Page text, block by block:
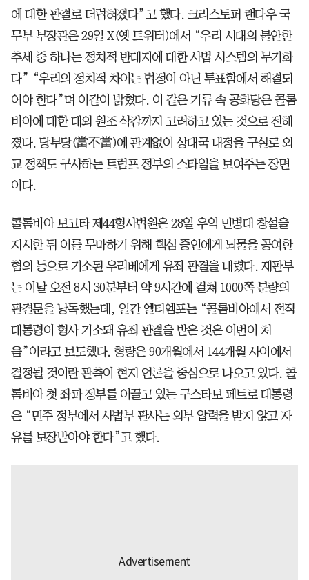
에 대한 판결로 더럽혀졌다”고 했다. 크리스토퍼 랜다우 국
무부 부장관은 29일 X(옛 트위터)에서 “우리 시대의 불안한
추세 중 하나는 정치적 반대자에 대한 사법 시스템의 무기화
다” “우리의 정치적 차이는 법정이 아닌 투표함에서 해결되
어야 한다”며 이같이 밝혔다. 이 같은 기류 속 공화당은 콜롬
비아에 대한 대외 원조 삭감까지 고려하고 있는 것으로 전해
졌다. 당부당(當不當)에 관계없이 상대국 내정을 구실로 외
교 정책도 구사하는 트럼프 정부의 스타일을 보여주는 장면
이다.
콜롬비아 보고타 제44형사법원은 28일 우익 민병대 창설을
지시한 뒤 이를 무마하기 위해 핵심 증인에게 뇌물을 공여한
혐의 등으로 기소된 우리베에게 유죄 판결을 내렸다. 재판부
는 이날 오전 8시 30분부터 약 9시간에 걸쳐 1000쪽 분량의
판결문을 낭독했는데, 일간 엘티엠포는 “콜롬비아에서 전직
대통령이 형사 기소돼 유죄 판결을 받은 것은 이번이 처
음”이라고 보도했다. 형량은 90개월에서 144개월 사이에서
결정될 것이란 관측이 현지 언론을 중심으로 나오고 있다. 콜
롬비아 첫 좌파 정부를 이끌고 있는 구스타보 페트로 대통령
은 “민주 정부에서 사법부 판사는 외부 압력을 받지 않고 자
유를 보장받아야 한다”고 했다.